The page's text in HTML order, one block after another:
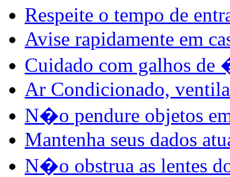
Respeite o tempo de
Avise rapidamente em
Cuidado com galhos de
Ar Condicionado,
N�o pendure objetos
Mantenha seus dados
N�o obstrua as lentes